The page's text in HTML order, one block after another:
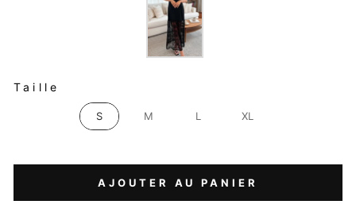
TAILLE
Taille
S M L XL
AJOUTER AU PANIER